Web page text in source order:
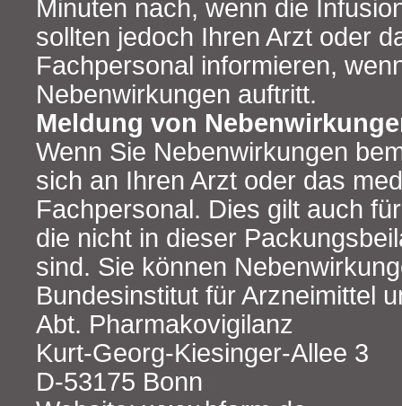
Minuten nach, wenn die
sollten jedoch Ihren Arzt oder
Fachpersonal informieren,
Nebenwirkungen auftritt.
Meldung von
Wenn Sie Nebenwirkungen
sich an Ihren Arzt oder das
Fachpersonal. Dies gilt auch
die nicht in dieser
sind. Sie können
Bundesinstitut für Arzneimittel
Abt. Pharmakovigilanz
Kurt-Georg-Kiesinger-Allee 3
D-53175 Bonn